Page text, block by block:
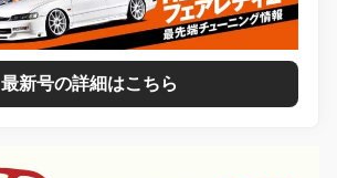
最新号の詳細はこちら